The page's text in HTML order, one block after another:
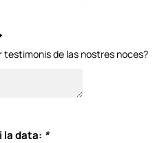
testimonis de las nostres noces?
la data: *